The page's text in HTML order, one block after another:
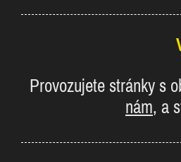
Provozujete stránky s
nám, a